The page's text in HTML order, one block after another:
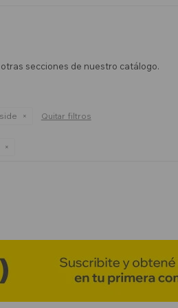
secciones de nuestro catálogo.
Quitar filtros